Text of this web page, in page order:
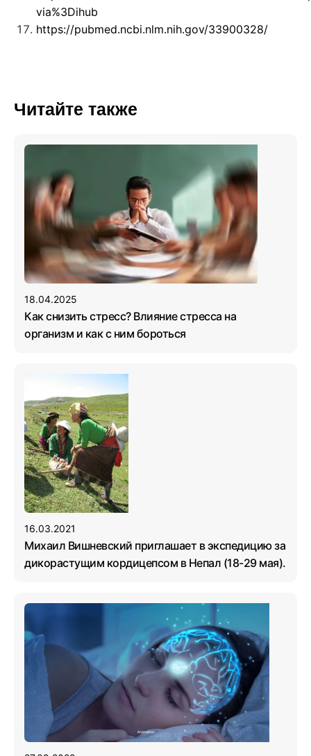
via%3Dihub
https://pubmed.ncbi.nlm.nih.gov/33900328/
Читайте также
18.04.2025
Как снизить стресс? Влияние стресса на
организм и как с ним бороться
16.03.2021
Михаил Вишневский приглашает в экспедицию за
дикорастущим кордицепсом в Непал (18-29 мая).